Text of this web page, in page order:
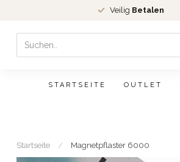
Veilig Betalen
STARTSEITE OUTLET
Startseite / Magnetpflaster 6000